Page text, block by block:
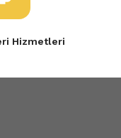
Hizmetleri